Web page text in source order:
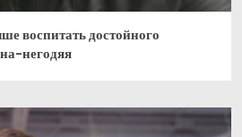
воспитать достойного
негодяя